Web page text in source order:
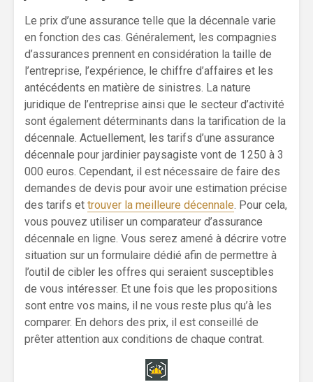
Le prix d’une assurance telle que la décennale varie
en fonction des cas. Généralement, les compagnies
d’assurances prennent en considération la taille de
l’entreprise, l’expérience, le chiffre d’affaires et les
antécédents en matière de sinistres. La nature
juridique de l’entreprise ainsi que le secteur d’activité
sont également déterminants dans la tarification de la
décennale. Actuellement, les tarifs d’une assurance
décennale pour jardinier paysagiste vont de 1 250 à 3
000 euros. Cependant, il est nécessaire de faire des
demandes de devis pour avoir une estimation précise
des tarifs et trouver la meilleure décennale. Pour cela,
vous pouvez utiliser un comparateur d’assurance
décennale en ligne. Vous serez amené à décrire votre
situation sur un formulaire dédié afin de permettre à
l’outil de cibler les offres qui seraient susceptibles
de vous intéresser. Et une fois que les propositions
sont entre vos mains, il ne vous reste plus qu’à les
comparer. En dehors des prix, il est conseillé de
prêter attention aux conditions de chaque contrat.